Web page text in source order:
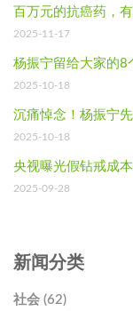
百万元的抗癌药，
2025-11-17
杨振宁留给大家的8
2025-10-18
沉痛悼念！杨振宁
2025-10-18
央视曝光假钻戒成
2025-09-28
新闻分类
社会 (62)